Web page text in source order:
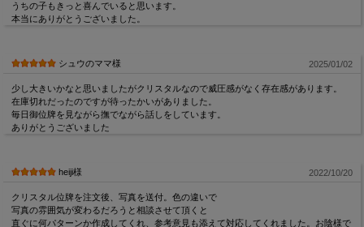
うちの子もきっと喜んでいると思います。
本当にありがとうございました。
シュウのママ様 2025/01/02
少し大きいかなと思いましたがクリスタルなので威圧感がなく存在感があります。
在庫切れだったのですが待ったかいがありました。
毎日御位牌を見ながら撫でながら話しをしています。
ありがとうございました
heiji様 2022/10/20
クリスタル位牌を注文後、写真を送付。色の違いで
写真の雰囲気が変わるだろうと相談させて頂くと
直ぐに何パターンか作成してくれ、参考意見も添えて対応してくれました。お陰様で